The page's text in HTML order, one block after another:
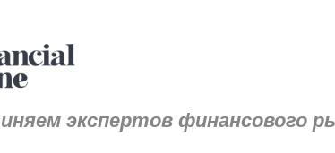
экспертов финансового